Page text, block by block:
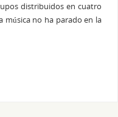
distribuidos en cuatro
música no ha parado en la